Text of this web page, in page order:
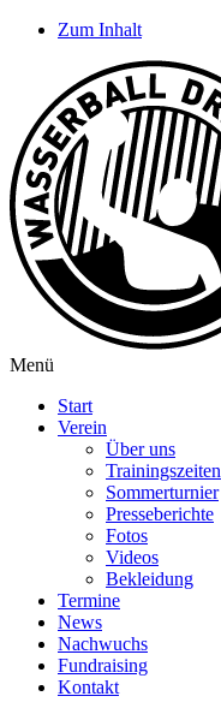
Zum Inhalt
Menü
Start
Verein
Über uns
Trainingszeiten
Sommerturnier
Presseberichte
Fotos
Videos
Bekleidung
Termine
News
Nachwuchs
Fundraising
Kontakt